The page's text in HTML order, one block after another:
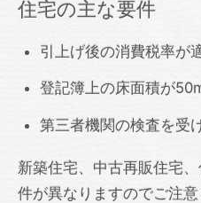
住宅の主な要件
引上げ後の消費税率が
登記簿上の床面積が
第三者機関の検査を受
新築住宅、中古再販住宅
件が異なりますのでご注意